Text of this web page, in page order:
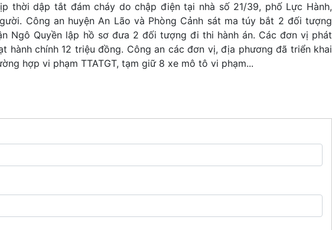
thời dập tắt đám cháy do chập điện tại nhà số 21/39, phố Lực Hành,
Công an huyện An Lão và Phòng Cảnh sát ma túy bắt 2 đối tượng
Ngô Quyền lập hồ sơ đưa 2 đối tượng đi thi hành án. Các đơn vị phát
hành chính 12 triệu đồng. Công an các đơn vị, địa phương đã triển khai
hợp vi phạm TTATGT, tạm giữ 8 xe mô tô vi phạm...